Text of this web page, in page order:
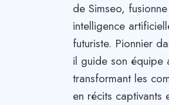
de Simseo,
intelligence
futuriste. Pionnier
il guide son équipe
transformant les
en récits captivants